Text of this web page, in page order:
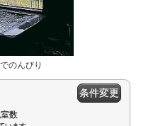
のんびり
数
条件変更